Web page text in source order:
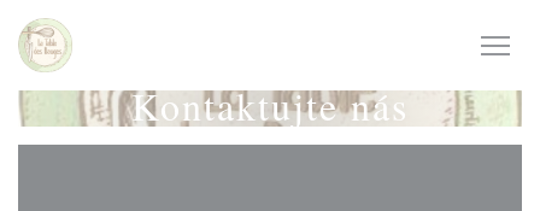
Panel pro správu cookies
Kontaktujte nás